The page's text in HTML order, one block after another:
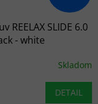
REELAX SLIDE 6.0
- white
Skladom
DETAIL